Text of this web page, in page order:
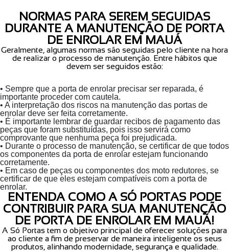
NORMAS PARA SEREM SEGUIDAS
DURANTE A MANUTENÇÃO DE PORTA
DE ENROLAR EM MAUÁ
Geralmente, algumas normas são seguidas pelo cliente na hora
de realizar o processo de manutenção. Entre hábitos que
devem ser seguidos estão:
• Sempre que a porta de enrolar precisar ser reparada, é
importante proceder com cautela.
• A interpretação dos riscos na manutenção das portas de
enrolar deve ser feita corretamente.
• É importante lembrar de guardar recibos de pagamento das
peças que foram substituídas, pois isso servirá como
comprovante que nenhuma peça foi prejudicada.
• Durante o processo de manutenção, se certificar de que todos
os componentes da porta de enrolar estejam funcionando
corretamente.
• Em caso de peças ou componentes dos moto redutores, se
certificar de que eles estejam compatíveis com a porta de
enrolar.
ENTENDA COMO A SÓ PORTAS PODE
CONTRIBUIR PARA SUA MANUTENÇÃO
DE PORTA DE ENROLAR EM MAUÁ!
A Só Portas tem o objetivo principal de oferecer soluções para
ao cliente a fim de preservar de maneira inteligente os seus
produtos, alinhando modernidade, segurança e qualidade.